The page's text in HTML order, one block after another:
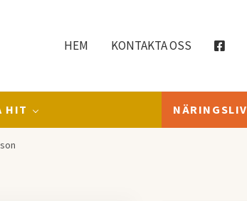
HEM KONTAKTA OSS
HIT NÄRINGSLIV